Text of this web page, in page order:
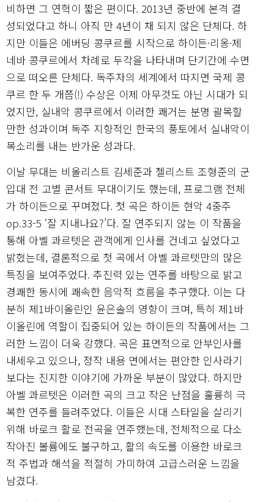
비하면 그 연혁이 짧은 편이다. 2013년 중반에 본격 결
성되었다고 하니 아직 만 4년이 채 되지 않은 단체다. 하
지만 이들은 에버딩 콩쿠르를 시작으로 하이든·리옹·제
네바 콩쿠르에서 차례로 두각을 나타내며 단기간에 수면
으로 떠오른 단체다. 독주자의 세계에서 따지면 국제 콩
쿠르 한 두 개쯤(!) 수상은 이제 아무것도 아닌 시대가 되
었지만, 실내악 콩쿠르에서 이러한 쾌거는 분명 괄목할
만한 성과이며 독주 지향적인 한국의 풍토에서 실내악이
목소리를 내는 반가운 성과다.
이날 무대는 비올리스트 김세준과 첼리스트 조형준의 군
입대 전 고별 콘서트 무대이기도 했는데, 프로그램 전체
가 하이든으로 꾸며졌다. 첫 곡은 하이든 현악 4중주
op.33-5 ‘잘 지내나요?’다. 잘 연주되지 않는 이 작품을
통해 아벨 콰르텟은 관객에게 인사를 건네고 싶었다고
밝혔는데, 결론적으로 첫 곡에서 아벨 콰르텟만의 많은
특징을 보여주었다. 추진력 있는 연주를 바탕으로 밝고
경쾌한 동시에 쾌속한 음악적 흐름을 추구했다. 이는 다
분히 제1바이올린인 윤은솔의 영향이 크며, 특히 제1바
이올린에 역할이 집중되어 있는 하이든의 작품에서는 그
러한 느낌이 더욱 강했다. 곡은 표면적으로 안부인사를
내세우고 있으나, 정작 내용 면에서는 편안한 인사라기
보다는 진지한 이야기에 가까운 부분이 많았다. 하지만
아벨 콰르텟은 이러한 곡의 크고 작은 난점을 훌륭히 극
복한 연주를 들려주었다. 이들은 시대 스타일을 살리기
위해 바로크 활로 전곡을 연주했는데, 전체적으로 다소
작아진 볼륨에도 불구하고, 활의 속도를 이용한 바로크
적 주법과 해석을 적절히 가미하여 고급스러운 느낌을
남겼다.